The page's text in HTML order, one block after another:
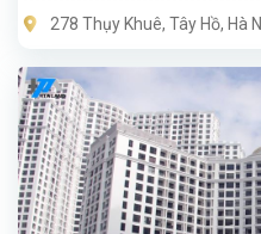
278 Thụy Khuê, Tây Hồ, Hà